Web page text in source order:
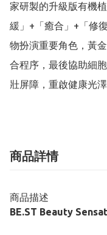
家研製的升級版有機
緩」+「癒合」+「修
物扮演重要角色，黃
合程序，最後協助細
壯屏障，重啟健康光澤
商品詳情
商品描述
BE.ST Beauty